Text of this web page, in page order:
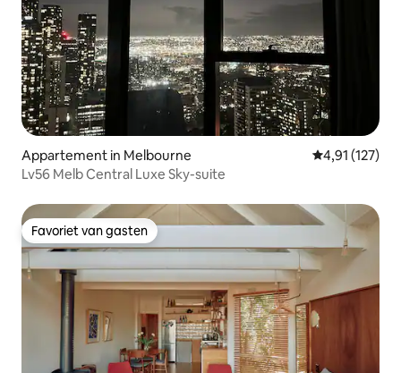
Appartement in Melbourne Gemiddelde
4,91 (127)
Lv56 Melb Central Luxe Sky-suite
Favoriet van gasten
Favoriet van gasten